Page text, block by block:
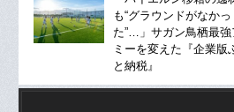
も“グラウンドがなかっ
た”…」サガン鳥栖最強
ミーを変えた『企業版
と納税』